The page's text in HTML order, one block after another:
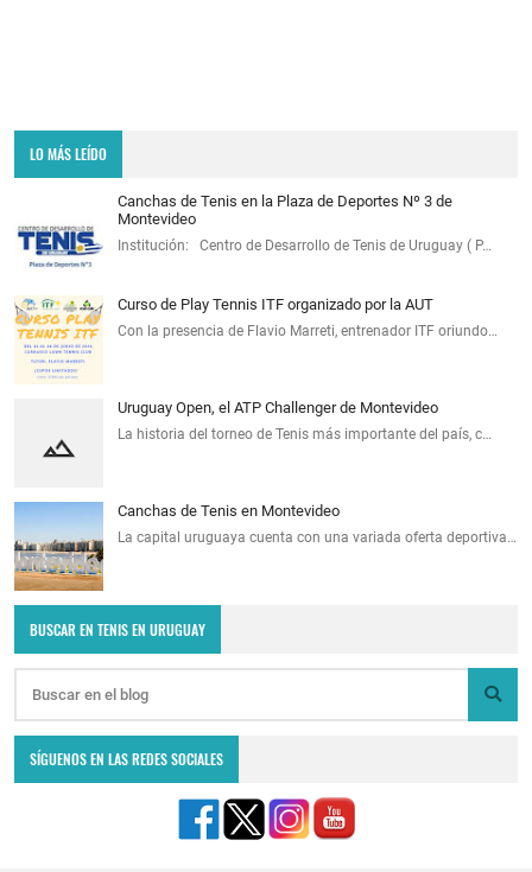
LO MÁS LEÍDO
Canchas de Tenis en la Plaza de Deportes Nº 3 de
Montevideo
Institución: Centro de Desarrollo de Tenis de Uruguay ( P…
Curso de Play Tennis ITF organizado por la AUT
Con la presencia de Flavio Marreti, entrenador ITF oriundo…
Uruguay Open, el ATP Challenger de Montevideo
La historia del torneo de Tenis más importante del país, c…
Canchas de Tenis en Montevideo
La capital uruguaya cuenta con una variada oferta deportiva…
BUSCAR EN TENIS EN URUGUAY
SÍGUENOS EN LAS REDES SOCIALES